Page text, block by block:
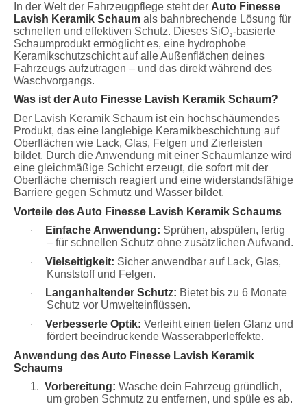
In der Welt der Fahrzeugpflege steht der Auto Finesse
Lavish Keramik Schaum als bahnbrechende Lösung für
schnellen und effektiven Schutz. Dieses SiO₂-basierte
Schaumprodukt ermöglicht es, eine hydrophobe
Keramikschutzschicht auf alle Außenflächen deines
Fahrzeugs aufzutragen – und das direkt während des
Waschvorgangs.
Was ist der Auto Finesse Lavish Keramik Schaum?
Der Lavish Keramik Schaum ist ein hochschäumendes
Produkt, das eine langlebige Keramikbeschichtung auf
Oberflächen wie Lack, Glas, Felgen und Zierleisten
bildet. Durch die Anwendung mit einer Schaumlanze wird
eine gleichmäßige Schicht erzeugt, die sofort mit der
Oberfläche chemisch reagiert und eine widerstandsfähige
Barriere gegen Schmutz und Wasser bildet.
Vorteile des Auto Finesse Lavish Keramik Schaums
· Einfache Anwendung: Sprühen, abspülen, fertig
– für schnellen Schutz ohne zusätzlichen Aufwand.
· Vielseitigkeit: Sicher anwendbar auf Lack, Glas,
Kunststoff und Felgen.
· Langanhaltender Schutz: Bietet bis zu 6 Monate
Schutz vor Umwelteinflüssen.
· Verbesserte Optik: Verleiht einen tiefen Glanz und
fördert beeindruckende Wasserabperleffekte.
Anwendung des Auto Finesse Lavish Keramik
Schaums
1. Vorbereitung: Wasche dein Fahrzeug gründlich,
um groben Schmutz zu entfernen, und spüle es ab.